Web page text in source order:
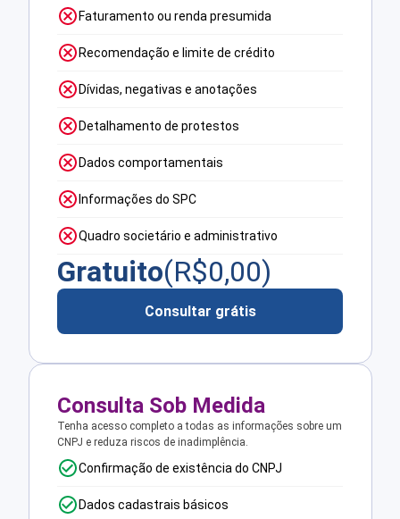
Faturamento ou renda presumida
Recomendação e limite de crédito
Dívidas, negativas e anotações
Detalhamento de protestos
Dados comportamentais
Informações do SPC
Quadro societário e administrativo
Gratuito(R$0,00)
Consultar grátis
Consulta Sob Medida
Tenha acesso completo a todas as informações sobre um
CNPJ e reduza riscos de inadimplência.
Confirmação de existência do CNPJ
Dados cadastrais básicos